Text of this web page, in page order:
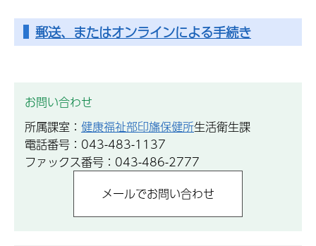
郵送、またはオンラインによる手続き
お問い合わせ
所属課室： 健康福祉部印旛保健所生活衛生課
電話番号：043-483-1137
ファックス番号：043-486-2777